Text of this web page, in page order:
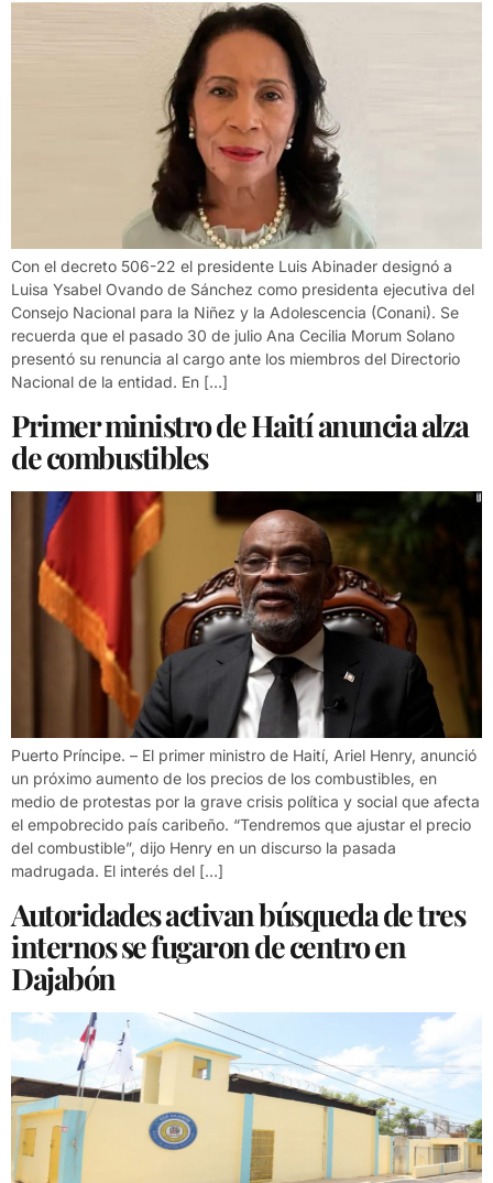
Con el decreto 506-22 el presidente Luis Abinader designó a
Luisa Ysabel Ovando de Sánchez como presidenta ejecutiva del
Consejo Nacional para la Niñez y la Adolescencia (Conani). Se
recuerda que el pasado 30 de julio Ana Cecilia Morum Solano
presentó su renuncia al cargo ante los miembros del Directorio
Nacional de la entidad. En […]
Primer ministro de Haití anuncia alza
de combustibles
Puerto Príncipe. – El primer ministro de Haití, Ariel Henry, anunció
un próximo aumento de los precios de los combustibles, en
medio de protestas por la grave crisis política y social que afecta
el empobrecido país caribeño. “Tendremos que ajustar el precio
del combustible”, dijo Henry en un discurso la pasada
madrugada. El interés del […]
Autoridades activan búsqueda de tres
internos se fugaron de centro en
Dajabón